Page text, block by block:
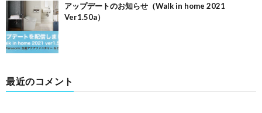
アップデートのお知らせ（Walk in home 2021
Ver1.50a）
最近のコメント